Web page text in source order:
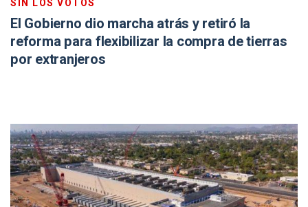
SIN LOS VOTOS
El Gobierno dio marcha atrás y retiró la
reforma para flexibilizar la compra de tierras
por extranjeros